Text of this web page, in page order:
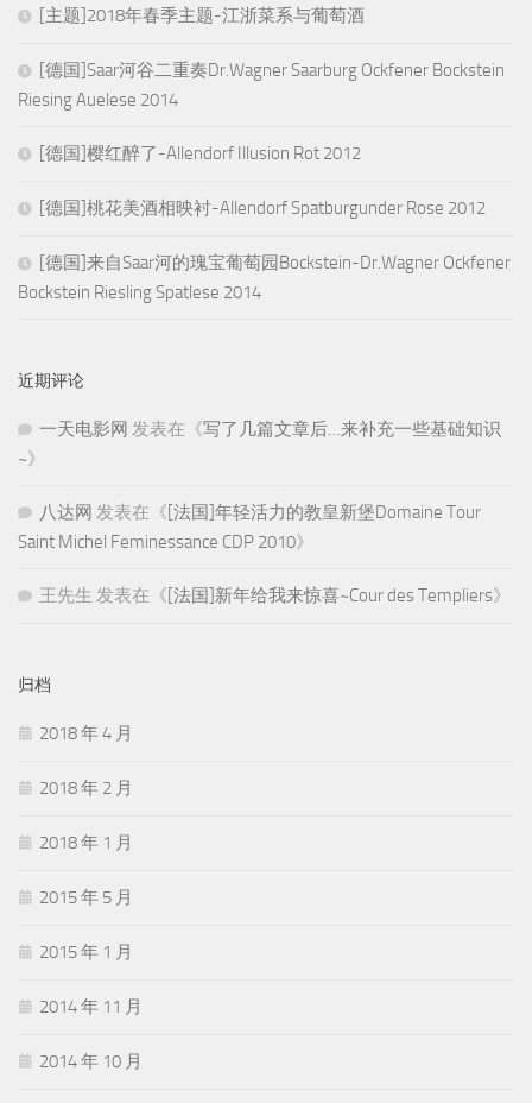
[主题]2018年春季主题-江浙菜系与葡萄酒
[德国]Saar河谷二重奏Dr.Wagner Saarburg Ockfener Bockstein
Riesing Auelese 2014
[德国]樱红醉了-Allendorf Illusion Rot 2012
[德国]桃花美酒相映衬-Allendorf Spatburgunder Rose 2012
[德国]来自Saar河的瑰宝葡萄园Bockstein-Dr.Wagner Ockfener
Bockstein Riesling Spatlese 2014
近期评论
一天电影网 发表在《写了几篇文章后…来补充一些基础知识
~》
八达网 发表在《 [法国]年轻活力的教皇新堡Domaine Tour
Saint Michel Feminessance CDP 2010》
王先生 发表在《 [法国]新年给我来惊喜~Cour des Templiers》
归档
2018 年 4 月
2018 年 2 月
2018 年 1 月
2015 年 5 月
2015 年 1 月
2014 年 11 月
2014 年 10 月